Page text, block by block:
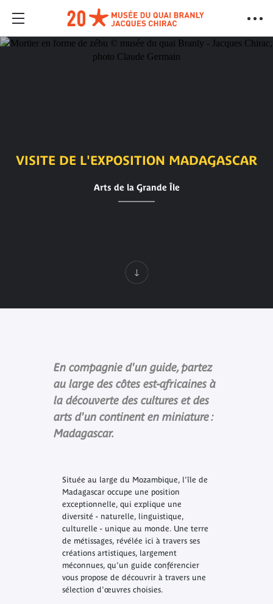
VISITE DE L'EXPOSITION MADAGASCAR
Arts de la Grande Île
En compagnie d'un guide, partez
au large des côtes est-africaines à
la découverte des cultures et des
arts d'un continent en miniature :
Madagascar.
Située au large du Mozambique, l'île de
Madagascar occupe une position
exceptionnelle, qui explique une
diversité - naturelle, linguistique,
culturelle - unique au monde. Une terre
de métissages, révélée ici à travers ses
créations artistiques, largement
méconnues, qu'un guide conférencier
vous propose de découvrir à travers une
sélection d'œuvres choisies.